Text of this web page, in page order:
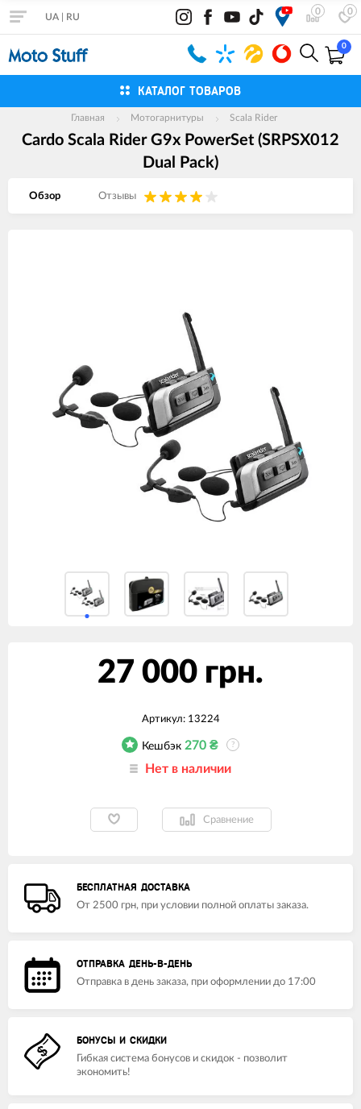
0 0
UA RU
0
КАТАЛОГ ТОВАРОВ
Главная Мотогарнитуры Scala Rider
Cardo Scala Rider G9x PowerSet (SRPSX012
Dual Pack)
Обзор Отзывы
27 000 грн.
Артикул: 13224
Кешбэк 270 ₴ ?
Нет в наличии
Сравнение
БЕСПЛАТНАЯ ДОСТАВКА
От 2500 грн, при условии полной оплаты заказа.
ОТПРАВКА ДЕНЬ-В-ДЕНЬ
Отправка в день заказа, при оформлении до 17:00
БОНУСЫ И СКИДКИ
Гибкая система бонусов и скидок - позволит
экономить!